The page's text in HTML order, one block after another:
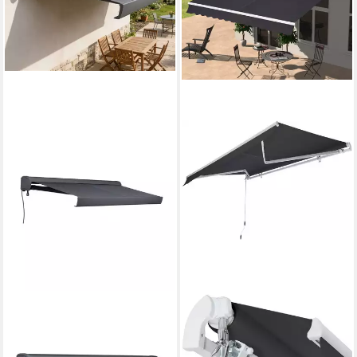
KONIFERA
Gelenkarmmarkise
Almuñécar